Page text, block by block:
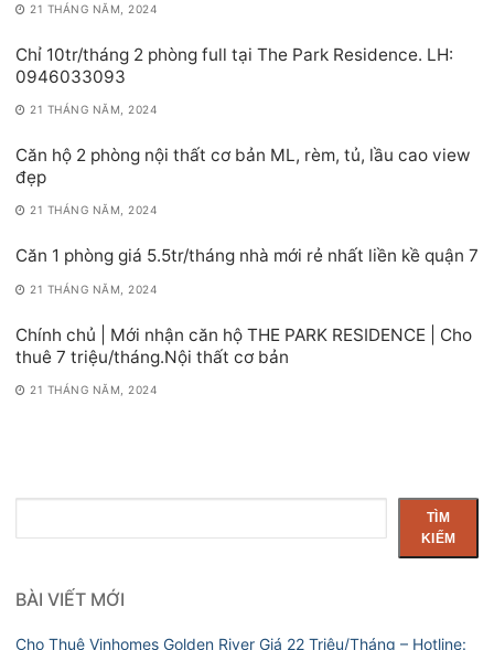
21 THÁNG NĂM, 2024
Chỉ 10tr/tháng 2 phòng full tại The Park Residence. LH:
0946033093
21 THÁNG NĂM, 2024
Căn hộ 2 phòng nội thất cơ bản ML, rèm, tủ, lầu cao view
đẹp
21 THÁNG NĂM, 2024
Căn 1 phòng giá 5.5tr/tháng nhà mới rẻ nhất liền kề quận 7
21 THÁNG NĂM, 2024
Chính chủ | Mới nhận căn hộ THE PARK RESIDENCE | Cho
thuê 7 triệu/tháng.Nội thất cơ bản
21 THÁNG NĂM, 2024
kiếm
TÌM
KIẾM
BÀI VIẾT MỚI
Cho Thuê Vinhomes Golden River Giá 22 Triệu/Tháng – Hotline: